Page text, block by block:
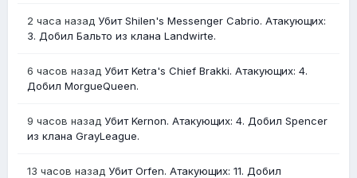
2 часа назад Убит Shilen's Messenger Cabrio. Атакующих:
3. Добил Бальто из клана Landwirte.
6 часов назад Убит Ketra's Chief Brakki. Атакующих: 4.
Добил MorgueQueen.
9 часов назад Убит Kernon. Атакующих: 4. Добил Spencer
из клана GrayLeague.
13 часов назад Убит Orfen. Атакующих: 11. Добил